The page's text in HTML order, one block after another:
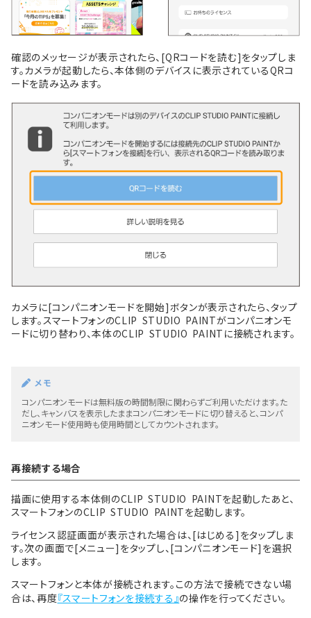
確認のメッセージが表示されたら、[QRコードを読む]をタップしま
す。カメラが起動したら、本体側のデバイスに表示されているQRコ
ードを読み込みます。
カメラに[コンパニオンモードを開始]ボタンが表示されたら、タップ
します。スマートフォンのCLIP STUDIO PAINTがコンパニオンモ
ードに切り替わり、本体のCLIP STUDIO PAINTに接続されます。
メモ
コンパニオンモードは無料版の時間制限に関わらずご利用いただけます。た
だし、キャンバスを表示したままコンパニオンモードに切り替えると、コンパ
ニオンモード使用時も使用時間としてカウントされます。
再接続する場合
描画に使用する本体側のCLIP STUDIO PAINTを起動したあと、
スマートフォンのCLIP STUDIO PAINTを起動します。
ライセンス認証画面が表示された場合は、[はじめる]をタップしま
す。次の画面で[メニュー]をタップし、[コンパニオンモード]を選択
します。
スマートフォンと本体が接続されます。この方法で接続できない場
合は、再度『スマートフォンを接続する』の操作を行ってください。